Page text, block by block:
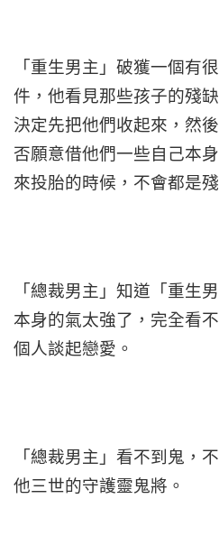
「重生男主」破獲一個有
件，他看見那些孩子的殘
決定先把他們收起來，然
否願意借他們一些自己本
來投胎的時候，不會都是殘
「總裁男主」知道「重生
本身的氣太強了，完全看
個人談起戀愛。
「總裁男主」看不到鬼，
他三世的守護靈鬼將。